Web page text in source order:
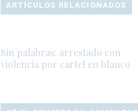
ARTÍCULOS RELACIONADOS
Sin palabras: arrestado con
violencia por cartel en blanco